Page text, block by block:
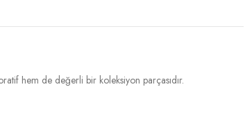
hem de değerli bir koleksiyon parçasıdır.